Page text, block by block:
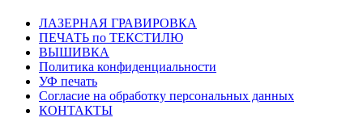
ЛАЗЕРНАЯ ГРАВИРОВКА
ПЕЧАТЬ по ТЕКСТИЛЮ
ВЫШИВКА
Политика конфиденциальности
УФ печать
Согласие на обработку персональных данных
КОНТАКТЫ